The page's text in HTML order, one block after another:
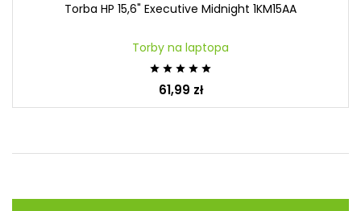
Torba HP 15,6" Executive Midnight 1KM15AA
Torby na laptopa
    
61,99 zł